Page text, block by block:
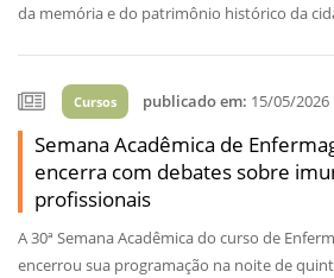
da memória e do patrimônio histórico da
Cursos publicado em: 15/05/2026
Semana Acadêmica de
encerra com debates sobre
profissionais
A 30ª Semana Acadêmica do curso de
encerrou sua programação na noite de